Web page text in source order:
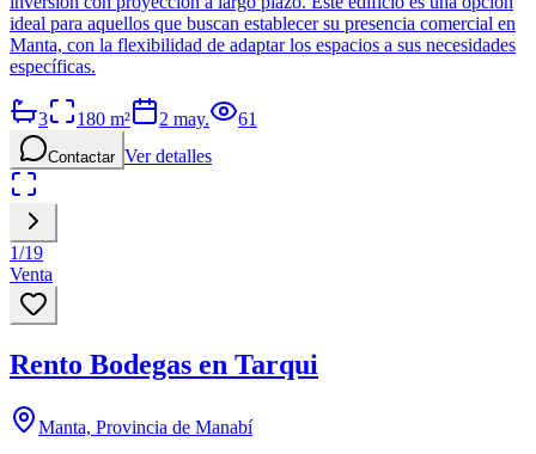
ideal para aquellos que buscan establecer su presencia comercial en
Manta, con la flexibilidad de adaptar los espacios a sus necesidades
específicas.
3 180 m² 2 may. 61
Contactar Ver detalles
1/19
Venta
Rento Bodegas en Tarqui
Manta, Provincia de Manabí